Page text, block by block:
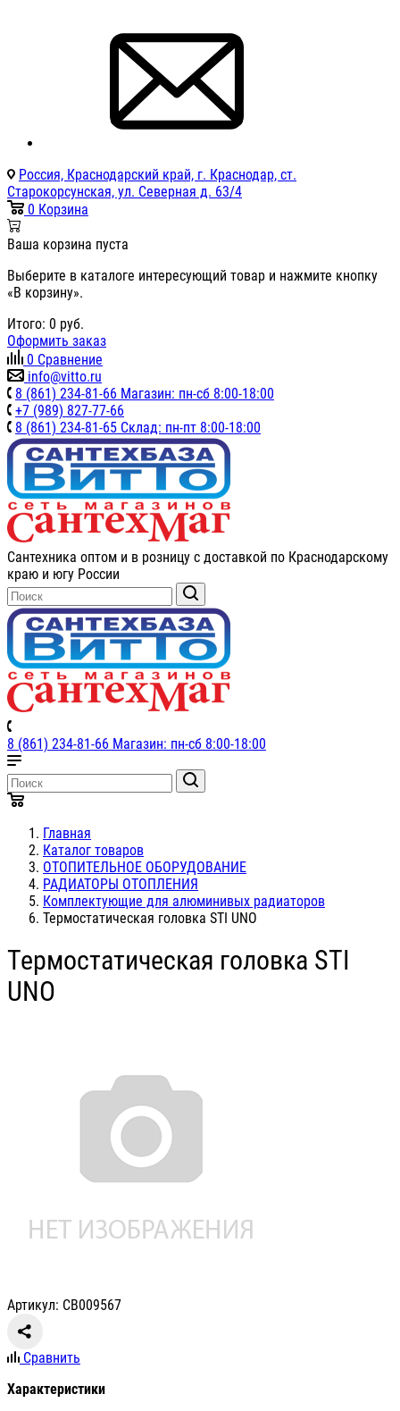
Россия, Краснодарский край, г. Краснодар, ст.
Старокорсунская, ул. Северная д. 63/4
0 Корзина
Ваша корзина пуста
Выберите в каталоге интересующий товар и нажмите кнопку
«В корзину».
Итого: 0 руб.
Оформить заказ
0 Сравнение
info@vitto.ru
8 (861) 234-81-66 Магазин: пн-сб 8:00-18:00
+7 (989) 827-77-66
8 (861) 234-81-65 Склад: пн-пт 8:00-18:00
Сантехника оптом и в розницу с доставкой по Краснодарскому
краю и югу России
8 (861) 234-81-66 Магазин: пн-сб 8:00-18:00
Главная
Каталог товаров
ОТОПИТЕЛЬНОЕ ОБОРУДОВАНИЕ
РАДИАТОРЫ ОТОПЛЕНИЯ
Комплектующие для алюминивых радиаторов
Термостатическая головка STI UNO
Термостатическая головка STI
UNO
Артикул: СВ009567
Сравнить
Характеристики